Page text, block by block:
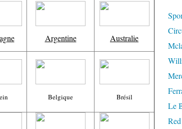
Argentine Australie
Belgique Brésil
Le